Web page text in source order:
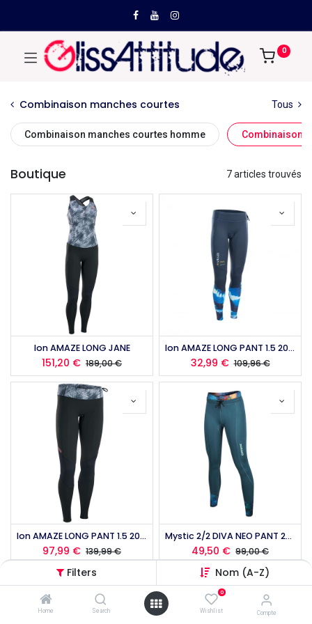
Filters Nom (A-Z)
Home Search
0
Wishlist Compte
0
Combinaison manches courtes Tous
Combinaison manches courtes homme Combinaison
Boutique 7 articles trouvés
Ion AMAZE LONG JANE
151,20 € 189,00€
Ion AMAZE LONG PANT 1.5 2021
32,99 € 109,96€
Ion AMAZE LONG PANT 1.5 2023
97,99 € 139,99€
Mystic 2/2 DIVA NEO PANT 2020
49,50 € 99,00€